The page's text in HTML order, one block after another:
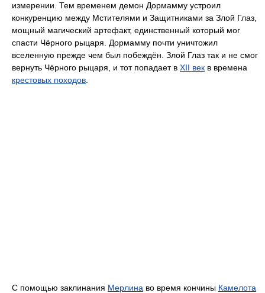
измерении. Тем временем демон Дормамму устроил
конкуренцию между Мстителями и Защитниками за Злой Глаз,
мощный магический артефакт, единственный который мог
спасти Чёрного рыцаря. Дормамму почти уничтожил
вселенную прежде чем был побеждён. Злой Глаз так и не смог
вернуть Чёрного рыцаря, и тот попадает в XII век в времена
крестовых походов
С помощью заклинания Мерлина во время кончины Камелота